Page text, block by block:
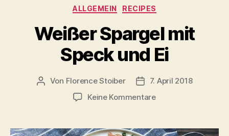
Kategorien
ALLGEMEIN RECIPES
Weißer Spargel mit
Speck und Ei
Beitragsautor
Von Florence Stoiber Veröffentlichungsdatum
7. April 2018
Keine Kommentarezu
mit